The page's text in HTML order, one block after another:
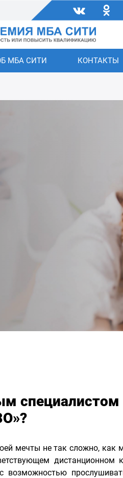
МБА СИТИ КОНТАКТЫ
специалистом
мечты не так сложно, как
возможностью